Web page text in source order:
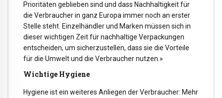
Prioritäten geblieben sind und dass Nachhaltigkeit für
die Verbraucher in ganz Europa immer noch an erster
Stelle steht. Einzelhändler und Marken müssen sich in
dieser wichtigen Zeit für nachhaltige Verpackungen
entscheiden, um sicherzustellen, dass sie die Vorteile
für die Umwelt und die Verbraucher nutzen.»
Wichtige Hygiene
Hygiene ist ein weiteres Anliegen der Verbraucher: Mehr